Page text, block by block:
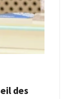
des